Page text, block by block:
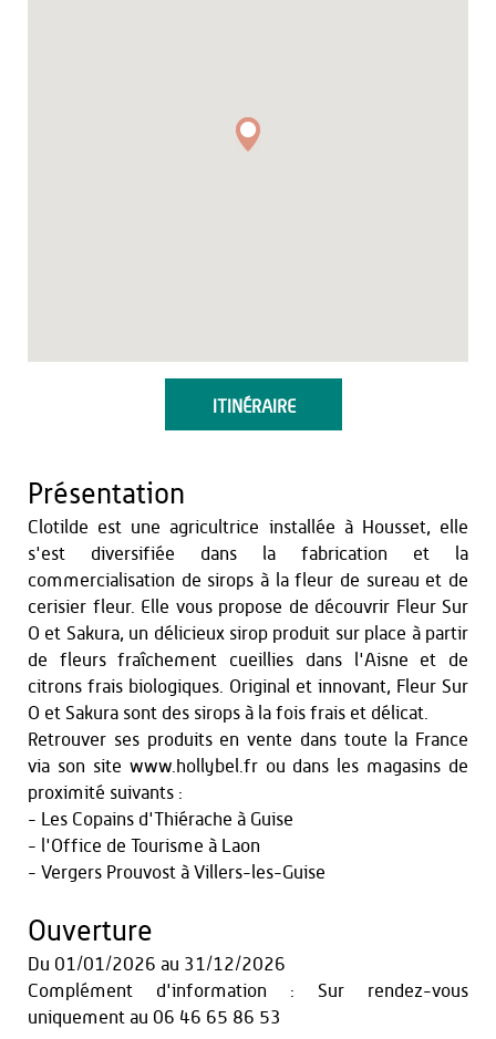
ITINÉRAIRE
Présentation
Clotilde est une agricultrice installée à Housset, elle
s'est diversifiée dans la fabrication et la
commercialisation de sirops à la fleur de sureau et de
cerisier fleur. Elle vous propose de découvrir Fleur Sur
O et Sakura, un délicieux sirop produit sur place à partir
de fleurs fraîchement cueillies dans l'Aisne et de
citrons frais biologiques. Original et innovant, Fleur Sur
O et Sakura sont des sirops à la fois frais et délicat.
Retrouver ses produits en vente dans toute la France
via son site www.hollybel.fr ou dans les magasins de
proximité suivants :
- Les Copains d'Thiérache à Guise
- l'Office de Tourisme à Laon
- Vergers Prouvost à Villers-les-Guise
Ouverture
Du 01/01/2026 au 31/12/2026
Complément d'information : Sur rendez-vous
uniquement au 06 46 65 86 53